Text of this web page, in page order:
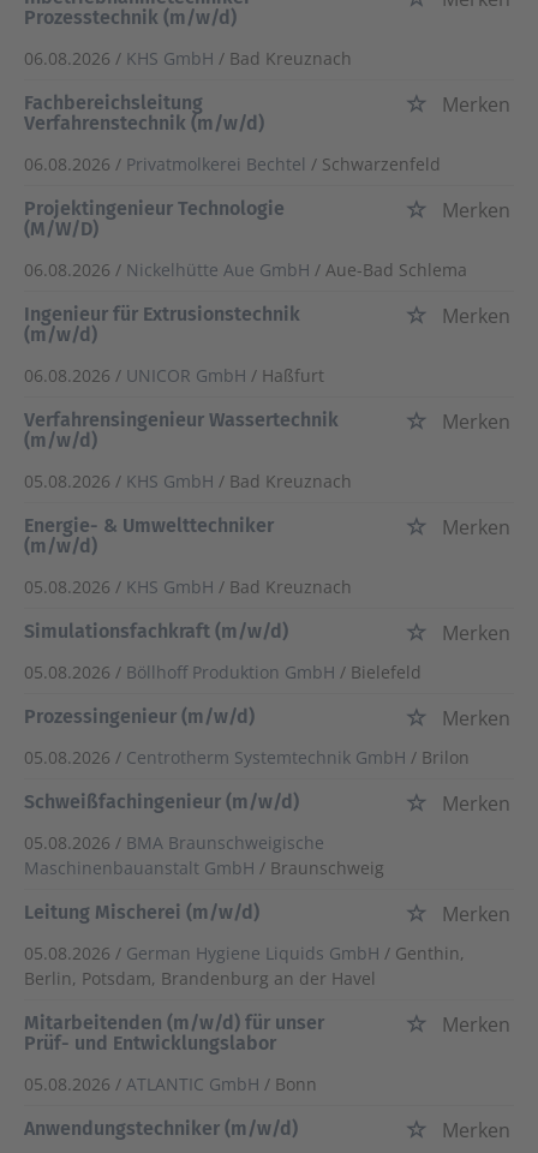
Prozesstechnik (m/w/d)
06.08.2026 / KHS GmbH / Bad Kreuznach
Fachbereichsleitung
Verfahrenstechnik (m/w/d)
Merken
06.08.2026 / Privatmolkerei Bechtel / Schwarzenfeld
Projektingenieur Technologie
(M/W/D)
Merken
06.08.2026 / Nickelhütte Aue GmbH / Aue-Bad Schlema
Ingenieur für Extrusionstechnik
(m/w/d)
Merken
06.08.2026 / UNICOR GmbH / Haßfurt
Verfahrensingenieur Wassertechnik
(m/w/d)
Merken
05.08.2026 / KHS GmbH / Bad Kreuznach
Energie- & Umwelttechniker
(m/w/d)
Merken
05.08.2026 / KHS GmbH / Bad Kreuznach
Simulationsfachkraft (m/w/d)
Merken
05.08.2026 / Böllhoff Produktion GmbH / Bielefeld
Prozessingenieur (m/w/d)
Merken
05.08.2026 / Centrotherm Systemtechnik GmbH / Brilon
Schweißfachingenieur (m/w/d)
Merken
05.08.2026 / BMA Braunschweigische
Maschinenbauanstalt GmbH / Braunschweig
Leitung Mischerei (m/w/d)
Merken
05.08.2026 / German Hygiene Liquids GmbH / Genthin,
Berlin, Potsdam, Brandenburg an der Havel
Mitarbeitenden (m/w/d) für unser
Prüf- und Entwicklungslabor
Merken
05.08.2026 / ATLANTIC GmbH / Bonn
Anwendungstechniker (m/w/d)
Merken